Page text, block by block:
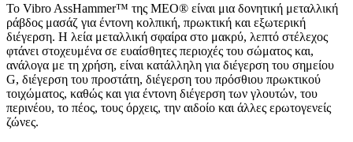
Το Vibro AssHammer™ της MEO® είναι μια δονητική μεταλλική
ράβδος μασάζ για έντονη κολπική, πρωκτική και εξωτερική
διέγερση. Η λεία μεταλλική σφαίρα στο μακρύ, λεπτό στέλεχος
φτάνει στοχευμένα σε ευαίσθητες περιοχές του σώματος και,
ανάλογα με τη χρήση, είναι κατάλληλη για διέγερση του σημείου
G, διέγερση του προστάτη, διέγερση του πρόσθιου πρωκτικού
τοιχώματος, καθώς και για έντονη διέγερση των γλουτών, του
περινέου, το πέος, τους όρχεις, την αιδοίο και άλλες ερωτογενείς
ζώνες.